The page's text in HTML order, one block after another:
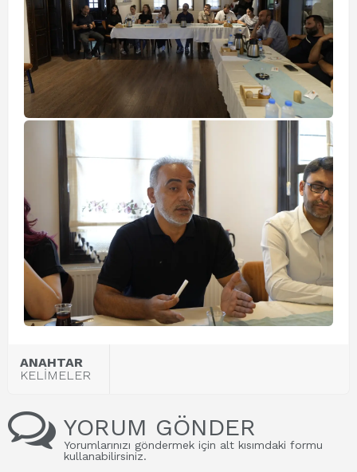
ANAHTAR
KELİMELER
YORUM GÖNDER
Yorumlarınızı göndermek için alt kısımdaki formu
kullanabilirsiniz.